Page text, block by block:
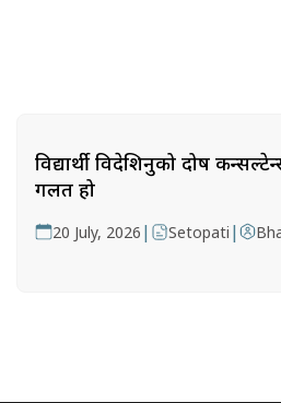
विद्यार्थी विदेशिनुको दोष
गलत हो
20 July, 2026 | Setopati |